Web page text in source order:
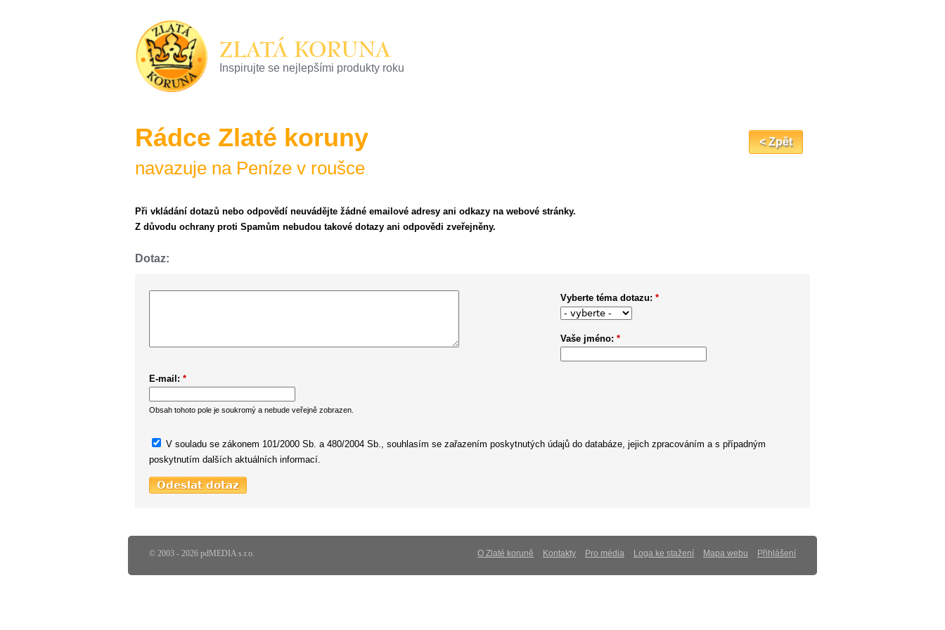
ZLATÁ KORUNA
Inspirujte se nejlepšími produkty roku
< Zpět
Rádce Zlaté koruny
navazuje na Peníze v roušce
Při vkládání dotazů nebo odpovědí neuvádějte žádné emailové adresy ani odkazy na webové stránky.
Z důvodu ochrany proti Spamům nebudou takové dotazy ani odpovědi zveřejněny.
Dotaz:
Vyberte téma dotazu: *
Vaše jméno: *
E-mail: *
Obsah tohoto pole je soukromý a nebude veřejně zobrazen.
V souladu se zákonem 101/2000 Sb. a 480/2004 Sb., souhlasím se zařazením poskytnutých údajů do databáze, jejich zpracováním a s případným
poskytnutím dalších aktuálních informací.
© 2003 - 2026 pdMEDIA s.r.o. O Zlaté koruně Kontakty Pro média Loga ke stažení Mapa webu Přihlášení